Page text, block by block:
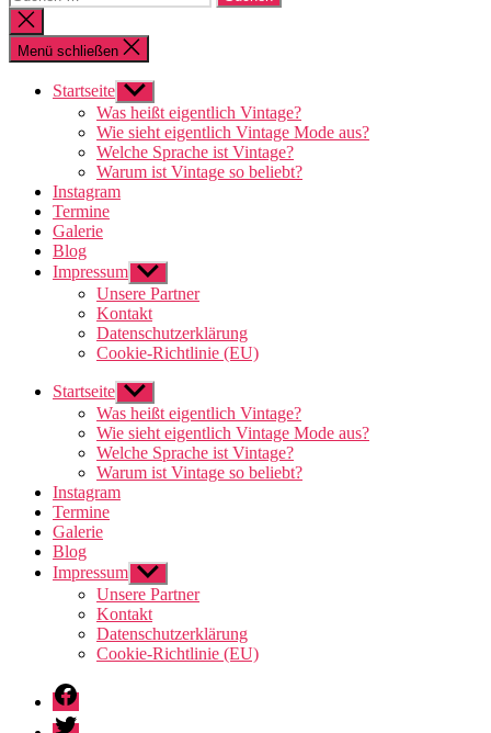
nach:
Suche
schließen
Menü schließen
Startseite Untermenü
anzeigen
Was heißt eigentlich Vintage?
Wie sieht eigentlich Vintage Mode aus?
Welche Sprache ist Vintage?
Warum ist Vintage so beliebt?
Instagram
Termine
Galerie
Blog
Impressum Untermenü
anzeigen
Unsere Partner
Kontakt
Datenschutzerklärung
Cookie-Richtlinie (EU)
Startseite Untermenü
anzeigen
Was heißt eigentlich Vintage?
Wie sieht eigentlich Vintage Mode aus?
Welche Sprache ist Vintage?
Warum ist Vintage so beliebt?
Instagram
Termine
Galerie
Blog
Impressum Untermenü
anzeigen
Unsere Partner
Kontakt
Datenschutzerklärung
Cookie-Richtlinie (EU)
Facebook
Twitter